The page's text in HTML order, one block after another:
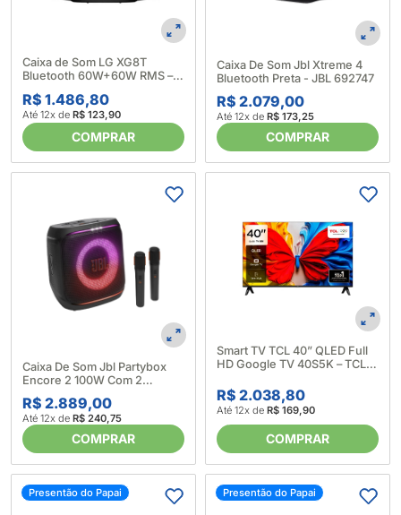
Caixa de Som LG XG8T
Bluetooth 60W+60W RMS –
R$ 1.486,80
Até 12x de R$ 123,90
COMPRAR
Caixa De Som Jbl Xtreme 4
Bluetooth Preta - JBL 692747
R$ 2.079,00
Até 12x de R$ 173,25
COMPRAR
Caixa De Som Jbl Partybox
Encore 2 100W Com 2
Microfones Preta - Harman
689693
R$ 2.889,00
Até 12x de R$ 240,75
COMPRAR
Smart TV TCL 40” QLED Full
HD Google TV 40S5K – TCL
R$ 2.038,80
Até 12x de R$ 169,90
COMPRAR
Presentão do Papai Presentão do Papai